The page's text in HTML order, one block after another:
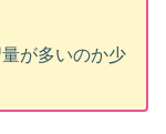
が多いのか少